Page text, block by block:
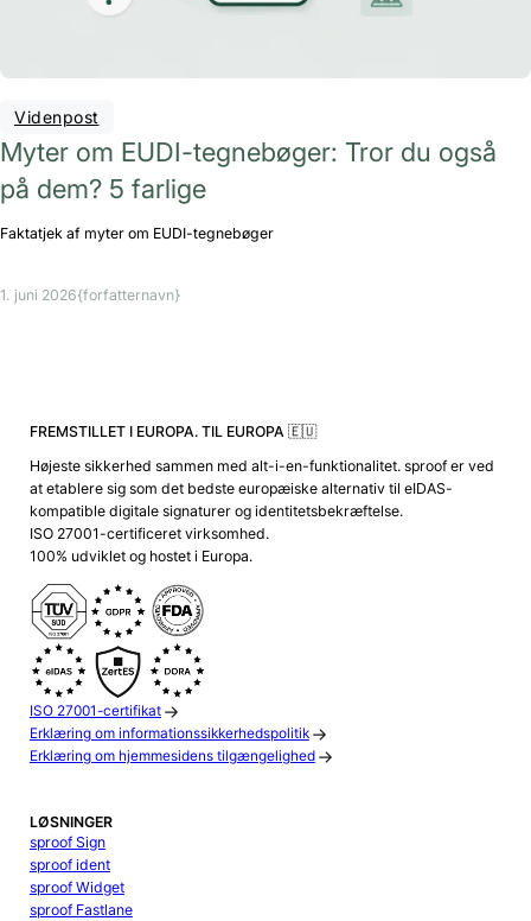
Videnpost
Myter om EUDI-tegnebøger: Tror du også
på dem? 5 farlige
Faktatjek af myter om EUDI-tegnebøger
1. juni 2026{forfatternavn}
FREMSTILLET I EUROPA. TIL EUROPA 🇪🇺
Højeste sikkerhed sammen med alt-i-en-funktionalitet. sproof er ved
at etablere sig som det bedste europæiske alternativ til eIDAS-
kompatible digitale signaturer og identitetsbekræftelse.
ISO 27001-certificeret virksomhed.
100% udviklet og hostet i Europa.
ISO 27001-certifikat
Erklæring om informationssikkerhedspolitik
Erklæring om hjemmesidens tilgængelighed
LØSNINGER
sproof Sign
sproof ident
sproof Widget
sproof Fastlane